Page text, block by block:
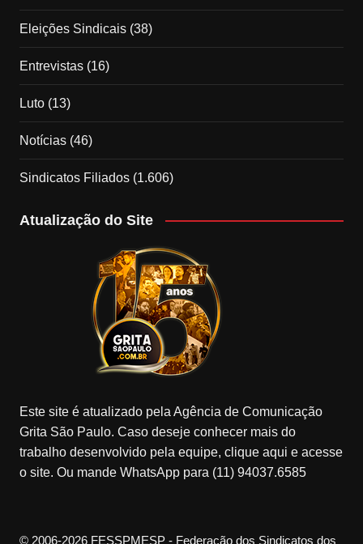
Eleições Sindicais(38)
Entrevistas(16)
Luto(13)
Notícias(46)
Sindicatos Filiados(1.606)
Atualização do Site
Este site é atualizado pela Agência de Comunicação
Grita São Paulo. Caso deseje conhecer mais do
trabalho desenvolvido pela equipe, clique aqui e acesse
o site. Ou mande WhatsApp para (11) 94037.6585
© 2006-2026 FESSPMESP - Federação dos Sindicatos dos